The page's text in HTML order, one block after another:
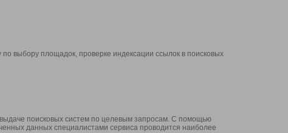
выбору площадок, проверке индексации ссылок в поисковых
поисковых систем по целевым запросам. С помощью
данных специалистами сервиса проводится наиболее